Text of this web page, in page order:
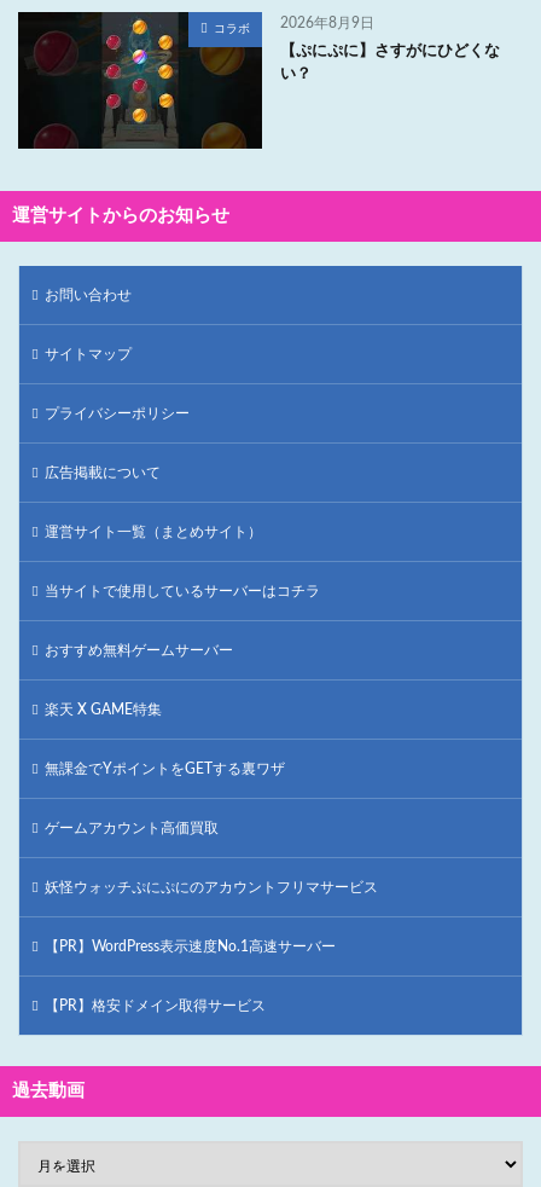
コラボ 2026年8月9日
【ぷにぷに】さすがにひどくな
い？
運営サイトからのお知らせ
お問い合わせ
サイトマップ
プライバシーポリシー
広告掲載について
運営サイト一覧（まとめサイト）
当サイトで使用しているサーバーはコチラ
おすすめ無料ゲームサーバー
楽天 X GAME特集
無課金でYポイントをGETする裏ワザ
ゲームアカウント高価買取
妖怪ウォッチぷにぷにのアカウントフリマサービス
【PR】WordPress表示速度No.1高速サーバー
【PR】格安ドメイン取得サービス
過去動画